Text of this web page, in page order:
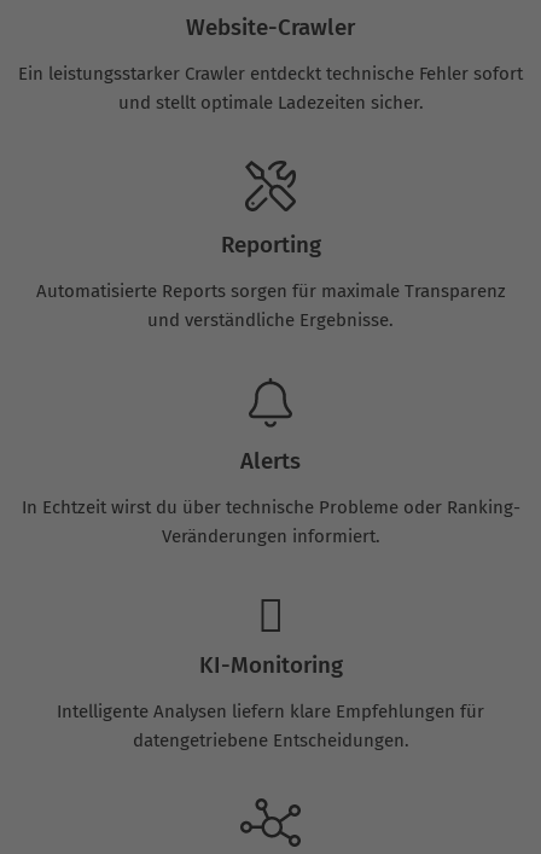
Website-Crawler
Ein leistungsstarker Crawler entdeckt technische Fehler sofort
und stellt optimale Ladezeiten sicher.
Reporting
Automatisierte Reports sorgen für maximale Transparenz
und verständliche Ergebnisse.
Alerts
In Echtzeit wirst du über technische Probleme oder Ranking-
Veränderungen informiert.
KI-Monitoring
Intelligente Analysen liefern klare Empfehlungen für
datengetriebene Entscheidungen.